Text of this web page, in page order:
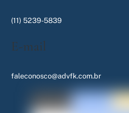
(11) 5239-5839
E-mail
faleconosco@advfk.com.br